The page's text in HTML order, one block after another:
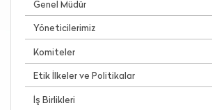
Genel Müdür
Yöneticilerimiz
Komiteler
Etik İlkeler ve Politikalar
İş Birlikleri